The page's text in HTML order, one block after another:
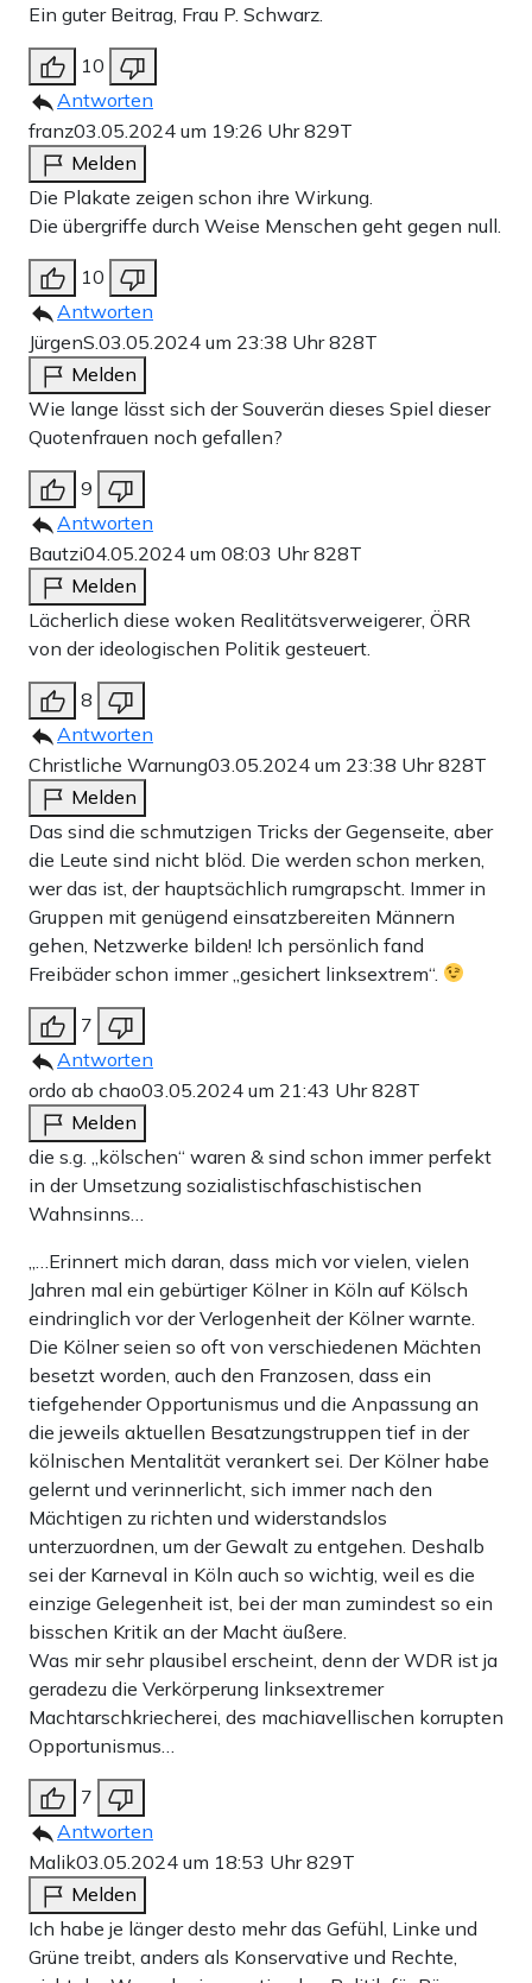
Ein guter Beitrag, Frau P. Schwarz.
10
Antworten
franz03.05.2024 um 19:26 Uhr829T
Melden
Die Plakate zeigen schon ihre Wirkung.
Die übergriffe durch Weise Menschen geht gegen null.
10
Antworten
JürgenS. 03.05.2024 um 23:38 Uhr828T
Melden
Wie lange lässt sich der Souverän dieses Spiel dieser
Quotenfrauen noch gefallen?
9
Antworten
Bautzi04.05.2024 um 08:03 Uhr828T
Melden
Lächerlich diese woken Realitätsverweigerer, ÖRR
von der ideologischen Politik gesteuert.
8
Antworten
Christliche Warnung03.05.2024 um 23:38 Uhr828T
Melden
Das sind die schmutzigen Tricks der Gegenseite, aber
die Leute sind nicht blöd. Die werden schon merken,
wer das ist, der hauptsächlich rumgrapscht. Immer in
Gruppen mit genügend einsatzbereiten Männern
gehen, Netzwerke bilden! Ich persönlich fand
Freibäder schon immer „gesichert linksextrem“.
7
Antworten
ordo ab chao03.05.2024 um 21:43 Uhr828T
Melden
die s.g. „kölschen“ waren & sind schon immer perfekt
in der Umsetzung sozialistischfaschistischen
Wahnsinns…
„…Erinnert mich daran, dass mich vor vielen, vielen
Jahren mal ein gebürtiger Kölner in Köln auf Kölsch
eindringlich vor der Verlogenheit der Kölner warnte.
Die Kölner seien so oft von verschiedenen Mächten
besetzt worden, auch den Franzosen, dass ein
tiefgehender Opportunismus und die Anpassung an
die jeweils aktuellen Besatzungstruppen tief in der
kölnischen Mentalität verankert sei. Der Kölner habe
gelernt und verinnerlicht, sich immer nach den
Mächtigen zu richten und widerstandslos
unterzuordnen, um der Gewalt zu entgehen. Deshalb
sei der Karneval in Köln auch so wichtig, weil es die
einzige Gelegenheit ist, bei der man zumindest so ein
bisschen Kritik an der Macht äußere.
Was mir sehr plausibel erscheint, denn der WDR ist ja
geradezu die Verkörperung linksextremer
Machtarschkriecherei, des machiavellischen korrupten
Opportunismus…
7
Antworten
Malik03.05.2024 um 18:53 Uhr829T
Melden
Ich habe je länger desto mehr das Gefühl, Linke und
Grüne treibt, anders als Konservative und Rechte,